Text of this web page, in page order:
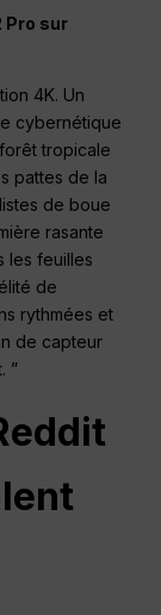
Pro sur
4K. Un
cybernétique
tropicale
pattes de la
de boue
rasante
les feuilles
de
rythmées et
de capteur
”